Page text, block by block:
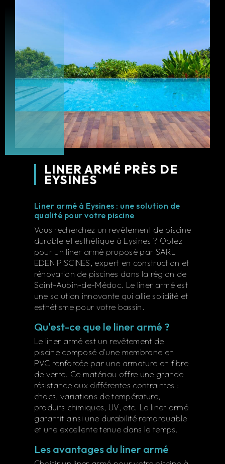
LINER ARMÉ PRÈS DE
EYSINES
Liner armé à Eysines : une solution de
qualité pour votre piscine
Vous recherchez un revêtement de piscine
durable et esthétique à Eysines ? Optez
pour un liner armé proposé par SARL
EDEN PISCINES, expert en construction et
rénovation de piscines dans la région de
Saint-Aubin-de-Médoc. Le liner armé est
une solution innovante qui allie solidité et
esthétisme pour votre bassin.
Qu'est-ce que le liner armé ?
Le liner armé est un revêtement de
piscine composé d'une membrane en
PVC renforcée par une armature en fibre
de verre. Ce matériau offre une grande
résistance aux différentes contraintes :
chocs, variations de température,
produits chimiques, UV, etc. Le liner armé
garantit ainsi une durabilité remarquable
et une excellente tenue dans le temps.
Les avantages du liner armé